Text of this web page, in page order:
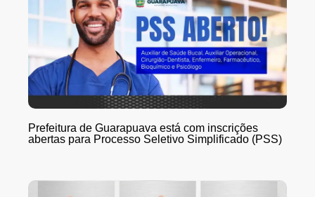
Prefeitura de Guarapuava está com inscrições
abertas para Processo Seletivo Simplificado (PSS)